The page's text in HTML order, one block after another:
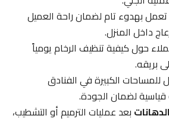
بهدوء تام لضمان راحة العميل
داخل المنزل.
حول كيفية تنظيف الرخام يومياً
الكبيرة في الفنادق
لضمان الجودة.
بعد عمليات الترميم أو التشطيب،